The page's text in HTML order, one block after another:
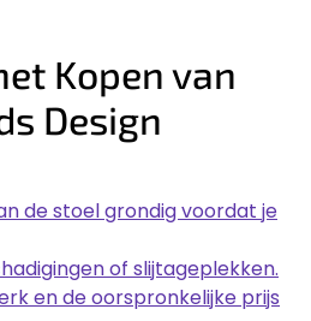
Kopen van
Design
de stoel grondig voordat je
of slijtageplekken.
en de oorspronkelijke prijs